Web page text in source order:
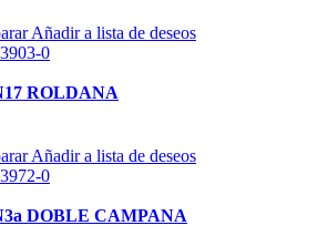
Añadir a lista de deseos
ROLDANA
Añadir a lista de deseos
DOBLE CAMPANA